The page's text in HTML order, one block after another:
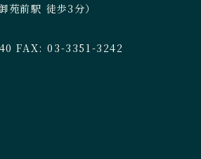
苑前駅 徒歩3分）
FAX: 03-3351-3242